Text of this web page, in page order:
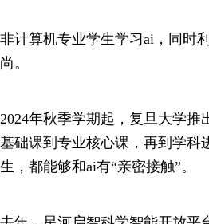
非计算机专业学生学习ai，同时
尚。
2024年秋季学期起，复旦大学推
基础课到专业核心课，再到学科
生，都能够和ai有“亲密接触”。